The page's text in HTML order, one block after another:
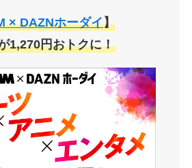
× DAZNホーダイ】
1,270円おトクに！